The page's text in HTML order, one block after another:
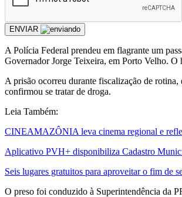
ENVIAR
A Polícia Federal prendeu em flagrante um
Governador Jorge Teixeira, em Porto Velho.
A prisão ocorreu durante fiscalização de
confirmou se tratar de droga.
Leia Também:
CINEAMAZÔNIA leva cinema regional e
Aplicativo PVH+ disponibiliza Cadastro
Seis lugares gratuitos para aproveitar o fim de
O preso foi conduzido à Superintendência da